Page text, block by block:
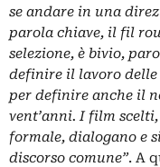
se andare in una
parola chiave, il fil
selezione, è bivio,
definire il lavoro
per definire anche il
vent’anni. I film
formale, dialogano e
discorso comune”. A